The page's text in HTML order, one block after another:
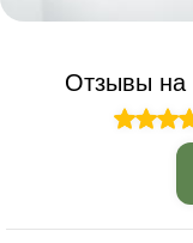
Отзывы на